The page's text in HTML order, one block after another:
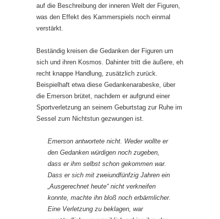
auf die Beschreibung der inneren Welt der Figuren,
was den Effekt des Kammerspiels noch einmal
verstärkt.
Beständig kreisen die Gedanken der Figuren um
sich und ihren Kosmos. Dahinter tritt die äußere, eh
recht knappe Handlung, zusätzlich zurück.
Beispielhaft etwa diese Gedankenarabeske, über
die Emerson brütet, nachdem er aufgrund einer
Sportverletzung an seinem Geburtstag zur Ruhe im
Sessel zum Nichtstun gezwungen ist.
Emerson antwortete nicht. Weder wollte er
den Gedanken würdigen noch zugeben,
dass er ihm selbst schon gekommen war.
Dass er sich mit zweiundfünfzig Jahren ein
„Ausgerechnet heute“ nicht verkneifen
konnte, machte ihn bloß noch erbärmlicher.
Eine Verletzung zu beklagen, war